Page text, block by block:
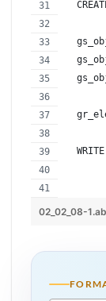
02_02_08-